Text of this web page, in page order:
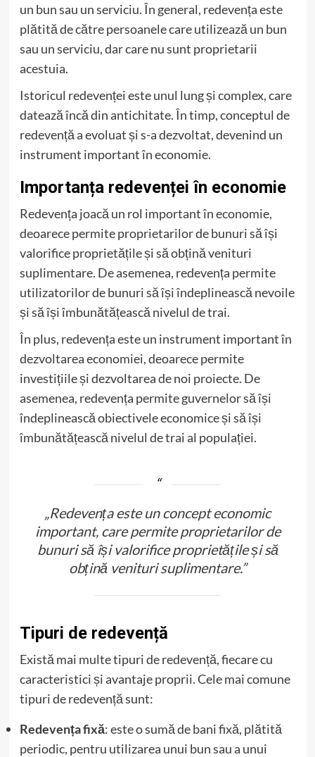
un bun sau un serviciu. În general, redevența este
plătită de către persoanele care utilizează un bun
sau un serviciu, dar care nu sunt proprietarii
acestuia.
Istoricul redevenței este unul lung și complex, care
datează încă din antichitate. În timp, conceptul de
redevență a evoluat și s-a dezvoltat, devenind un
instrument important în economie.
Importanța redevenței în economie
Redevența joacă un rol important în economie,
deoarece permite proprietarilor de bunuri să își
valorifice proprietățile și să obțină venituri
suplimentare. De asemenea, redevența permite
utilizatorilor de bunuri să își îndeplinească nevoile
și să își îmbunătățească nivelul de trai.
În plus, redevența este un instrument important în
dezvoltarea economiei, deoarece permite
investițiile și dezvoltarea de noi proiecte. De
asemenea, redevența permite guvernelor să își
îndeplinească obiectivele economice și să își
îmbunătățească nivelul de trai al populației.
„Redevența este un concept economic
important, care permite proprietarilor de
bunuri să își valorifice proprietățile și să
obțină venituri suplimentare.”
Tipuri de redevență
Există mai multe tipuri de redevență, fiecare cu
caracteristici și avantaje proprii. Cele mai comune
tipuri de redevență sunt:
Redevența fixă: este o sumă de bani fixă, plătită
periodic, pentru utilizarea unui bun sau a unui